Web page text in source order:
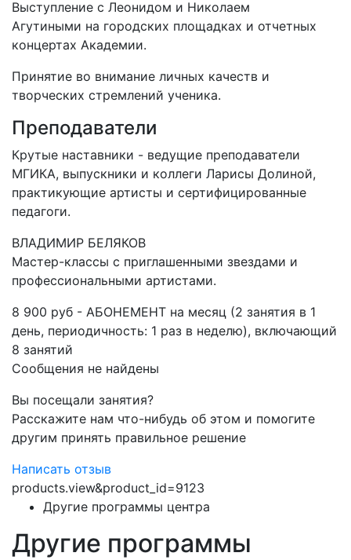
Выступление с Леонидом и Николаем
Агутиными на городских площадках и отчетных
концертах Академии.
Принятие во внимание личных качеств и
творческих стремлений ученика.
Преподаватели
Крутые наставники - ведущие преподаватели
МГИКА, выпускники и коллеги Ларисы Долиной,
практикующие артисты и сертифицированные
педагоги.
ВЛАДИМИР БЕЛЯКОВ
Мастер-классы с приглашенными звездами и
профессиональными артистами.
8 900 руб - АБОНЕМЕНТ на месяц (2 занятия в 1
день, периодичность: 1 раз в неделю), включающий
8 занятий
Сообщения не найдены
Вы посещали занятия?
Расскажите нам что-нибудь об этом и помогите
другим принять правильное решение
Написать отзыв
products.view&product_id=9123
Другие программы центра
Другие программы